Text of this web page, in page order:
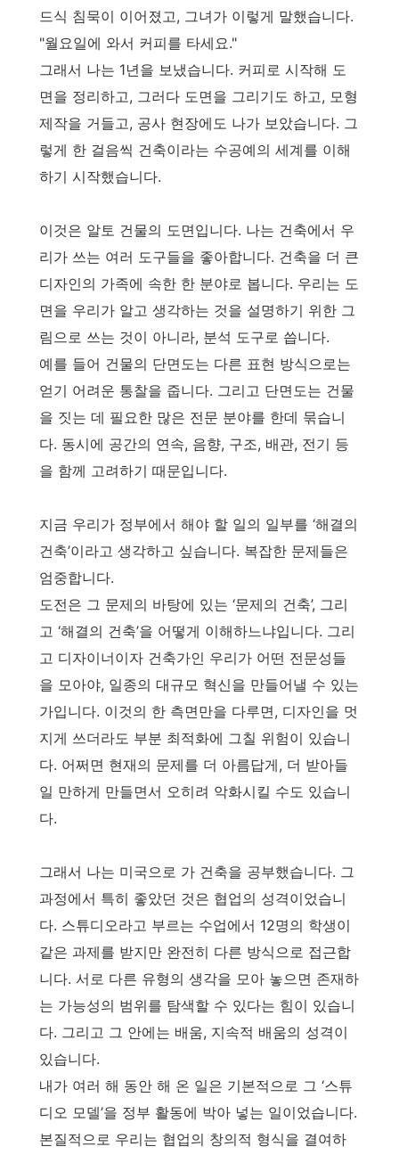
드식 침묵이 이어졌고, 그녀가 이렇게 말했습니다.
"월요일에 와서 커피를 타세요."
그래서 나는 1년을 보냈습니다. 커피로 시작해 도
면을 정리하고, 그러다 도면을 그리기도 하고, 모형
제작을 거들고, 공사 현장에도 나가 보았습니다. 그
렇게 한 걸음씩 건축이라는 수공예의 세계를 이해
하기 시작했습니다.
이것은 알토 건물의 도면입니다. 나는 건축에서 우
리가 쓰는 여러 도구들을 좋아합니다. 건축을 더 큰
디자인의 가족에 속한 한 분야로 봅니다. 우리는 도
면을 우리가 알고 생각하는 것을 설명하기 위한 그
림으로 쓰는 것이 아니라, 분석 도구로 씁니다.
예를 들어 건물의 단면도는 다른 표현 방식으로는
얻기 어려운 통찰을 줍니다. 그리고 단면도는 건물
을 짓는 데 필요한 많은 전문 분야를 한데 묶습니
다. 동시에 공간의 연속, 음향, 구조, 배관, 전기 등
을 함께 고려하기 때문입니다.
지금 우리가 정부에서 해야 할 일의 일부를 ‘해결의
건축’이라고 생각하고 싶습니다. 복잡한 문제들은
엄중합니다.
도전은 그 문제의 바탕에 있는 ‘문제의 건축’, 그리
고 ‘해결의 건축’을 어떻게 이해하느냐입니다. 그리
고 디자이너이자 건축가인 우리가 어떤 전문성들
을 모아야, 일종의 대규모 혁신을 만들어낼 수 있는
가입니다. 이것의 한 측면만을 다루면, 디자인을 멋
지게 쓰더라도 부분 최적화에 그칠 위험이 있습니
다. 어쩌면 현재의 문제를 더 아름답게, 더 받아들
일 만하게 만들면서 오히려 악화시킬 수도 있습니
다.
그래서 나는 미국으로 가 건축을 공부했습니다. 그
과정에서 특히 좋았던 것은 협업의 성격이었습니
다. 스튜디오라고 부르는 수업에서 12명의 학생이
같은 과제를 받지만 완전히 다른 방식으로 접근합
니다. 서로 다른 유형의 생각을 모아 놓으면 존재하
는 가능성의 범위를 탐색할 수 있다는 힘이 있습니
다. 그리고 그 안에는 배움, 지속적 배움의 성격이
있습니다.
내가 여러 해 동안 해 온 일은 기본적으로 그 ‘스튜
디오 모델’을 정부 활동에 박아 넣는 일이었습니다.
본질적으로 우리는 협업의 창의적 형식을 결여하